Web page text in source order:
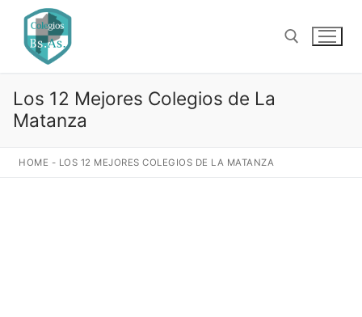
contenido
Buscar:
Los 12 Mejores Colegios de La
Matanza
HOME - LOS 12 MEJORES COLEGIOS DE LA MATANZA